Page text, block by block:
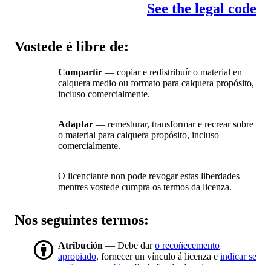
See the legal code
Vostede é libre de:
Compartir — copiar e redistribuír o material en
calquera medio ou formato para calquera propósito,
incluso comercialmente.
Adaptar — remesturar, transformar e recrear sobre
o material para calquera propósito, incluso
comercialmente.
O licenciante non pode revogar estas liberdades
mentres vostede cumpra os termos da licenza.
Nos seguintes termos:
Atribución — Debe daro recoñecemento
apropiado, fornecer un vínculo á licenza e indicar se